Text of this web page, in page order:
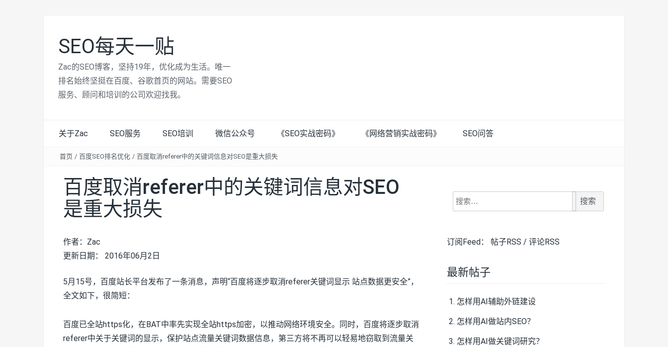
SEO每天一贴
Zac的SEO博客，坚持19年，优化成为生活。唯一
排名始终坚挺在百度、谷歌首页的网站。需要SEO
服务、顾问和培训的公司欢迎找我。
关于Zac SEO服务 SEO培训 微信公众号 《SEO实战密码》 《网络营销实战密码》 SEO问答
首页 / 百度SEO排名优化 / 百度取消referer中的关键词信息对SEO是重大损失
百度取消referer中的关键词信息对SEO
是重大损失
作者：Zac
更新日期： 2016年06月2日
5月15号，百度站长平台发布了一条消息，声明“百度将逐步取消referer关键词显示 站点数据更安全”，
全文如下，很简短：
百度已全站https化，在BAT中率先实现全站https加密，以推动网络环境安全。同时，百度将逐步取消
referer中关于关键词的显示，保护站点流量关键词数据信息，第三方将不再可以轻易地窃取到流量关
搜
索：
订阅Feed： 帖子RSS / 评论RSS
最新帖子
怎样用AI辅助外链建设
怎样用AI做站内SEO？
怎样用AI做关键词研究？